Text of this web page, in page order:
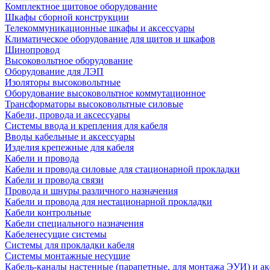
Комплектное щитовое оборудование
Шкафы сборной конструкции
Телекоммуникационные шкафы и аксессуары
Климатическое оборудование для щитов и шкафов
Шинопровод
Высоковольтное оборудование
Оборудование для ЛЭП
Изоляторы высоковольтные
Оборудование высоковольтное коммутационное
Трансформаторы высоковольтные силовые
Кабели, провода и аксессуары
Системы ввода и крепления для кабеля
Вводы кабельные и аксессуары
Изделия крепежные для кабеля
Кабели и провода
Кабели и провода силовые для стационарной прокладки
Кабели и провода связи
Провода и шнуры различного назначения
Кабели и провода для нестационарной прокладки
Кабели контрольные
Кабели специального назначения
Кабеленесущие системы
Системы для прокладки кабеля
Системы монтажные несущие
Кабель-каналы настенные (парапетные, для монтажа ЭУИ) и